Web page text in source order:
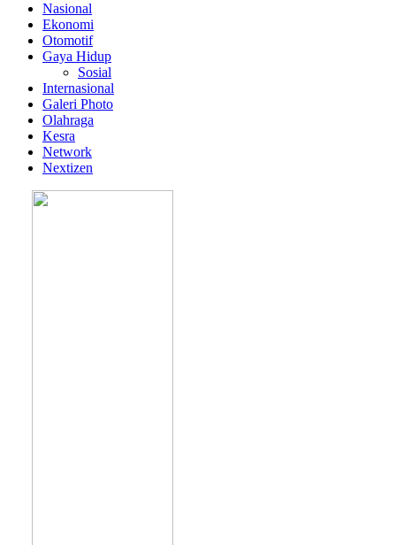
Nasional
Ekonomi
Otomotif
Gaya Hidup
Sosial
Internasional
Galeri Photo
Olahraga
Kesra
Network
Nextizen